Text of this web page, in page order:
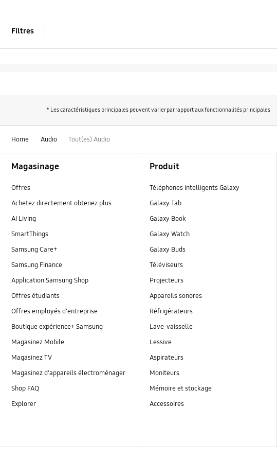
Filtres
* Les caractéristiques principales peuvent varier par rapport aux fonctionnalités principales
Home Audio Tout(es) Audio
Magasinage
Offres
Achetez directement obtenez plus
AI Living
SmartThings
Samsung Care+
Samsung Finance
Application Samsung Shop
Offres étudiants
Offres employés d'entreprise
Boutique expérience+ Samsung
Magasinez Mobile
Magasinez TV
Magasinez d'appareils électroménager
Shop FAQ
Explorer
Produit
Téléphones intelligents Galaxy
Galaxy Tab
Galaxy Book
Galaxy Watch
Galaxy Buds
Téléviseurs
Projecteurs
Appareils sonores
Réfrigérateurs
Lave-vaisselle
Lessive
Aspirateurs
Moniteurs
Mémoire et stockage
Accessoires